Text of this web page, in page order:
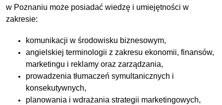
w Poznaniu może posiadać wiedzę i umiejętności w
zakresie:
komunikacji w środowisku biznesowym,
angielskiej terminologii z zakresu ekonomii, finansów,
marketingu i reklamy oraz zarządzania,
prowadzenia tłumaczeń symultanicznych i
konsekutywnych,
planowania i wdrażania strategii marketingowych,